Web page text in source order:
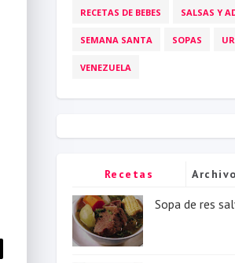
RECETAS DE BEBES SALSAS Y
SEMANA SANTA SOPAS
VENEZUELA
Recetas
PopularesSopa de res